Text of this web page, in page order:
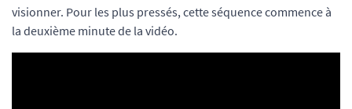
visionner. Pour les plus pressés, cette séquence commence à
la deuxième minute de la vidéo.